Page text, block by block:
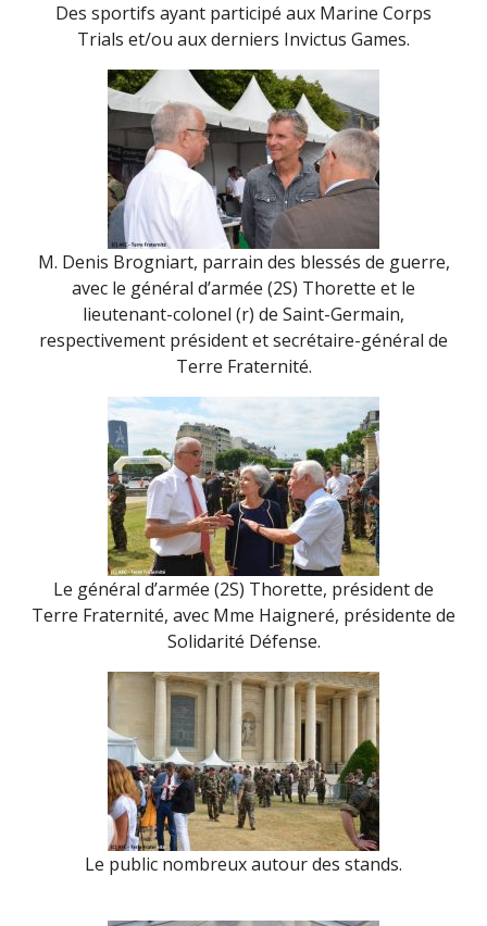
Des sportifs ayant participé aux Marine Corps
Trials et/ou aux derniers Invictus Games.
M. Denis Brogniart, parrain des blessés de guerre,
avec le général d’armée (2S) Thorette et le
lieutenant-colonel (r) de Saint-Germain,
respectivement président et secrétaire-général de
Terre Fraternité.
Le général d’armée (2S) Thorette, président de
Terre Fraternité, avec Mme Haigneré, présidente de
Solidarité Défense.
Le public nombreux autour des stands.